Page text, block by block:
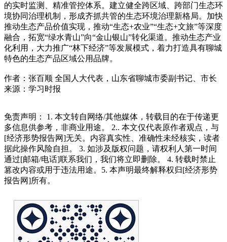
的实时监测、精准管控体系。建立健全跨区域、跨部门生态环
境协同治理机制，形成齐抓共管的生态环境治理新格局。加快
推动生态产品价值实现，推动“生态+农业”“生态+文旅”等深度
融合，拓宽“绿水青山”向“金山银山”转化渠道。推动生态产业
化利用，大力推广“林下经济”等发展模式，着力打造具有聊城
特色的生态产品区域公用品牌。
作者：张百顺 全国人大代表，山东省聊城市委副书记、市长
来源：学习时报
免责声明： 1. 本文转自网络/其他媒体，转载目的在于传递更
多信息供参考，非商业用途。 2.. 本文仅代表原作者观点，与
[经济形势报告网]无关。内容真实性、准确性未经核实，读者
据此操作风险自担。 3. 如涉及版权问题，请权利人第一时间
通过[邮箱/电话]联系我们，我们将立即删除。 4. 转载时禁止
篡改内容或用于违法用途。5. 本声明最终解释权归[经济形势
报告网]所有。